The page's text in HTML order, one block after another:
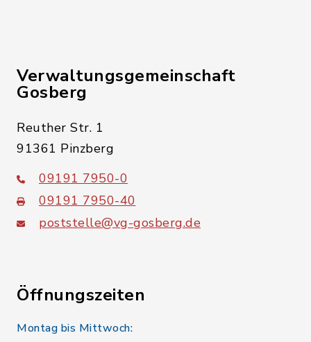
Verwaltungsgemeinschaft
Gosberg
Reuther Str. 1
91361 Pinzberg
09191 7950-0
09191 7950-40
poststelle@vg-gosberg.de
Öffnungszeiten
Montag bis Mittwoch: